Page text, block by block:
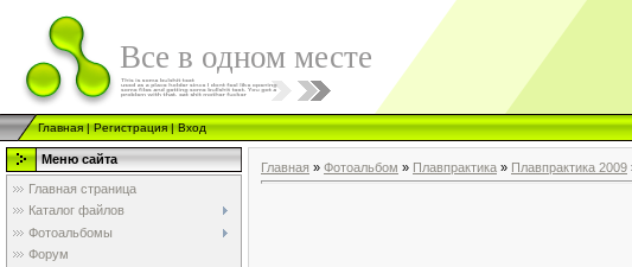
Все в одном месте
Главная|Регистрация|Вход
Меню сайта
Главная страница
Каталог файлов
Фотоальбомы
Форум
Главная » Фотоальбом » Плавпрактика » Плавпрактика 2009